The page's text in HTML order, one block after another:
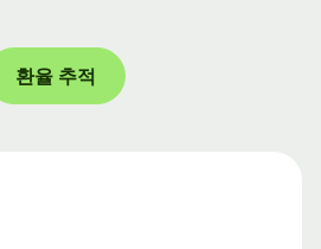
환율 추적